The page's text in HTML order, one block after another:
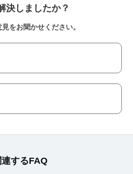
決しましたか？
をお聞かせください。
連するFAQ